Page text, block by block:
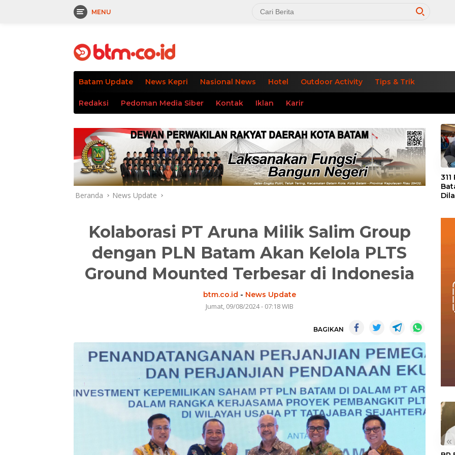
MENU
Batam Update News Kepri Nasional News Hotel Outdoor Activity Tips & Trik
Redaksi Pedoman Media Siber Kontak Iklan Karir
Beranda News Update
Kolaborasi PT Aruna Milik Salim Group
dengan PLN Batam Akan Kelola PLTS
Ground Mounted Terbesar di Indonesia
btm.co.id - News Update
Jumat, 09/08/2024 - 07:18 WIB
BAGIKAN
«
«